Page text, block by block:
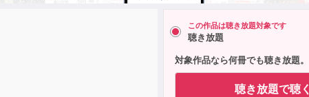
この作品は聴き放題対象です
聴き放題
対象作品なら何冊でも聴き放題。
聴き放題で聴く